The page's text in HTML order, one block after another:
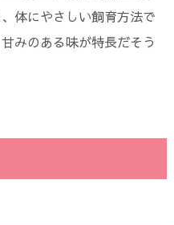
体にやさしい飼育方法で
みのある味が特長だそう